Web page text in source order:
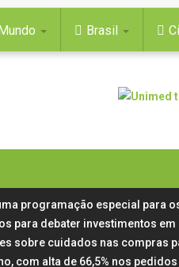
Brasil
programação especial para
para debater investimentos
sobre cuidados nas compras
com alta de 66,5% nos